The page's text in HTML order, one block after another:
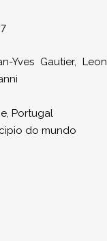
Yves Gautier,
Portugal
do mundo